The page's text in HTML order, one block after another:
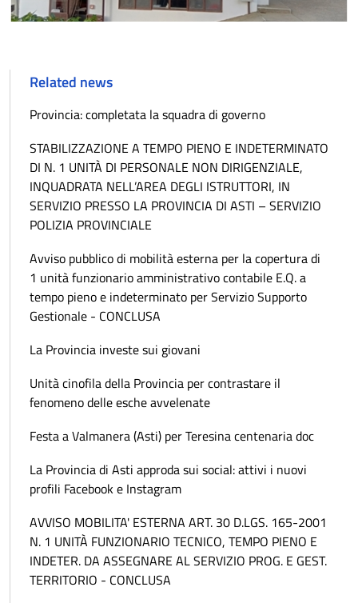
Related news
Provincia: completata la squadra di governo
STABILIZZAZIONE A TEMPO PIENO E INDETERMINATO
DI N. 1 UNITÀ DI PERSONALE NON DIRIGENZIALE,
INQUADRATA NELL’AREA DEGLI ISTRUTTORI, IN
SERVIZIO PRESSO LA PROVINCIA DI ASTI – SERVIZIO
POLIZIA PROVINCIALE
Avviso pubblico di mobilità esterna per la copertura di
1 unità funzionario amministrativo contabile E.Q. a
tempo pieno e indeterminato per Servizio Supporto
Gestionale - CONCLUSA
La Provincia investe sui giovani
Unità cinofila della Provincia per contrastare il
fenomeno delle esche avvelenate
Festa a Valmanera (Asti) per Teresina centenaria doc
La Provincia di Asti approda sui social: attivi i nuovi
profili Facebook e Instagram
AVVISO MOBILITA' ESTERNA ART. 30 D.LGS. 165-2001
N. 1 UNITÀ FUNZIONARIO TECNICO, TEMPO PIENO E
INDETER. DA ASSEGNARE AL SERVIZIO PROG. E GEST.
TERRITORIO - CONCLUSA